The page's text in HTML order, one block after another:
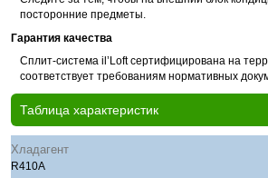
посторонние предметы.
Гарантия качества
Сплит-система il’Loft сертифицирована на
соответствует требованиям нормативных
Таблица характеристик
Хладагент
R410A